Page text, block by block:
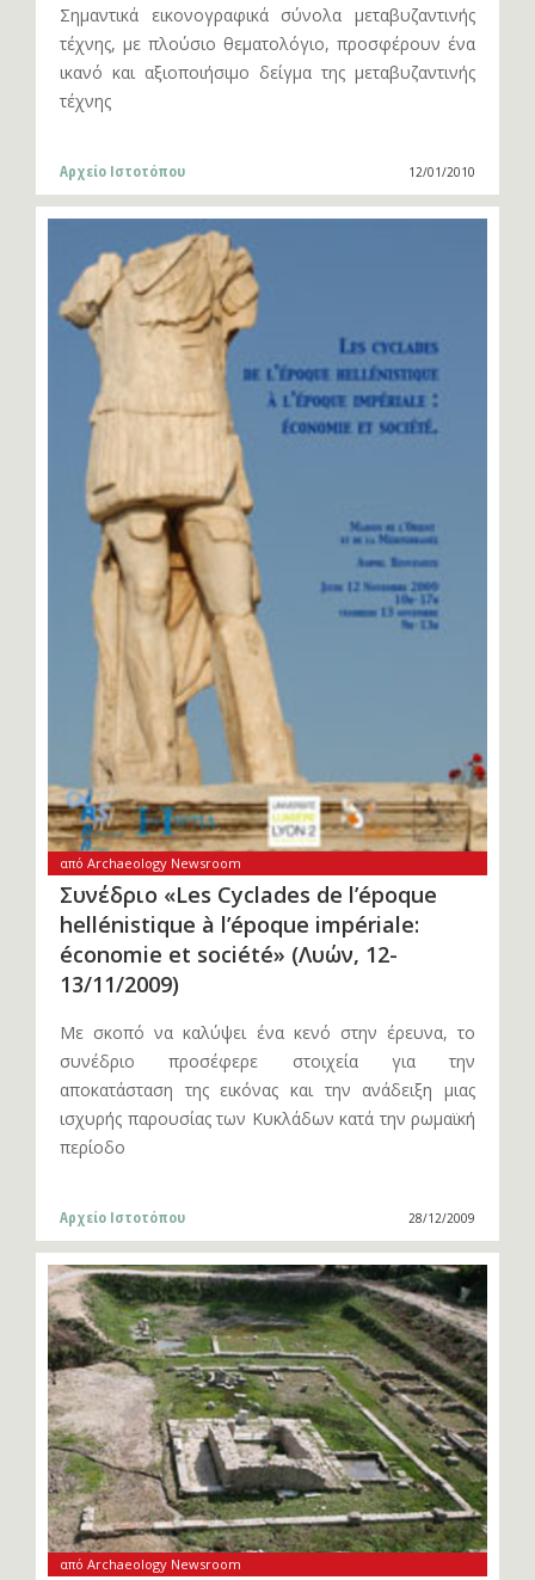
Σημαντικά εικονογραφικά σύνολα μεταβυζαντινής
τέχνης, με πλούσιο θεματολόγιο, προσφέρουν ένα
ικανό και αξιοποιήσιμο δείγμα της μεταβυζαντινής
τέχνης
Αρχείο Ιστοτόπου 12/01/2010
από Archaeology Newsroom
Συνέδριο «Les Cyclades de l’époque
hellénistique à l’époque impériale:
économie et société» (Λυών, 12-
13/11/2009)
Με σκοπό να καλύψει ένα κενό στην έρευνα, το
συνέδριο προσέφερε στοιχεία για την
αποκατάσταση της εικόνας και την ανάδειξη μιας
ισχυρής παρουσίας των Κυκλάδων κατά την ρωμαϊκή
περίοδο
Αρχείο Ιστοτόπου 28/12/2009
από Archaeology Newsroom